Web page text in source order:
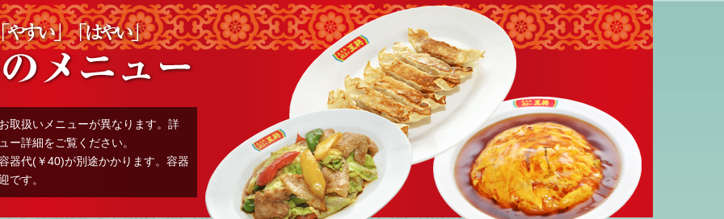
取扱いメニューが異なります。詳
ー詳細をご覧ください。
器代(￥40)が別途かかります。容器
です。